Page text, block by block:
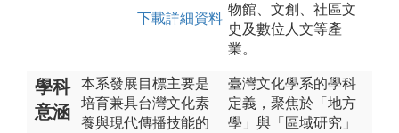
下載詳細資料
物館、文創、社區文
史及數位人文等產
業。
學科
意涵
本系發展目標主要是
培育兼具台灣文化素
養與現代傳播技能的
臺灣文化學系的學科
定義，聚焦於「地方
學」與「區域研究」